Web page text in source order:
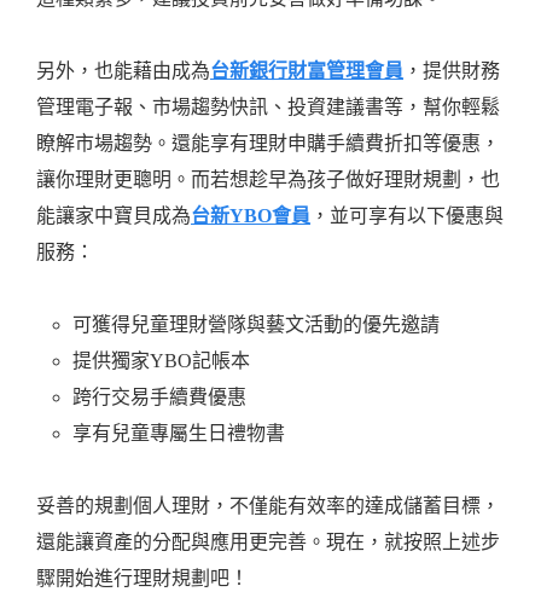
另外，也能藉由成為台新銀行財富管理會員 ，提供財務
管理電子報、市場趨勢快訊、投資建議書等，幫你輕鬆
瞭解市場趨勢。還能享有理財申購手續費折扣等優惠，
讓你理財更聰明。而若想趁早為孩子做好理財規劃，也
能讓家中寶貝成為台新YBO會員 ，並可享有以下優惠與
服務：
可獲得兒童理財營隊與藝文活動的優先邀請
提供獨家YBO記帳本
跨行交易手續費優惠
享有兒童專屬生日禮物書
妥善的規劃個人理財，不僅能有效率的達成儲蓄目標，
還能讓資產的分配與應用更完善。現在，就按照上述步
驟開始進行理財規劃吧！